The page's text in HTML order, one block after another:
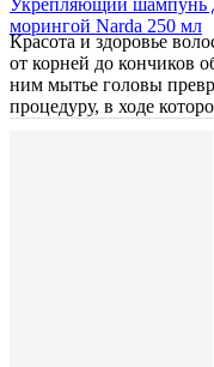
Укрепляющий шампунь
морингой Narda 250 мл
Красота и здоровье
от корней до кончиков
ним мытье головы
процедуру, в ходе